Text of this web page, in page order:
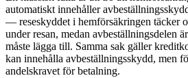
automatiskt innehåller
— reseskyddet i hemförsäkringen täcker
under resan, medan avbeställningsdelen
måste lägga till. Samma sak gäller
kan innehålla avbeställningsskydd, men
andelskravet för betalning.